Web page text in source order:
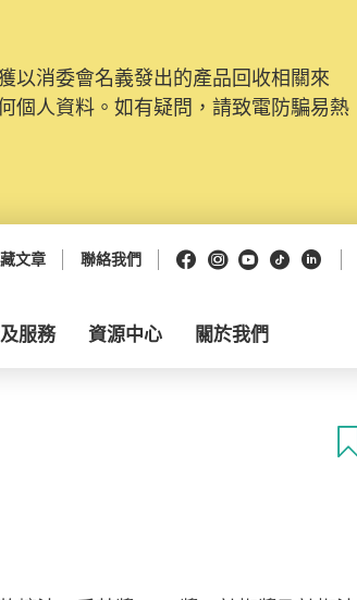
以消委會名義發出的產品回收相關來
個人資料。如有疑問，請致電防騙易熱
文章 聯絡我們 Facebook
Instagram
Youtube
抖音領英
服務 資源中心 關於我們